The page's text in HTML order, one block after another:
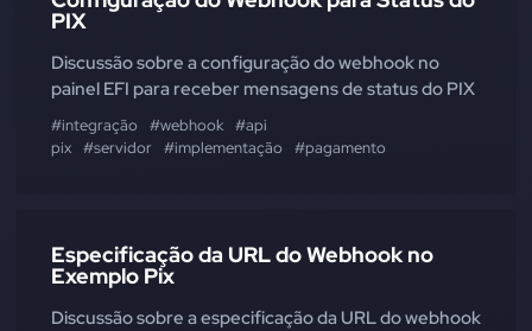
PIX
Discussão sobre a configuração do webhook no
painel EFI para receber mensagens de status do PIX
#integração #webhook #api
pix #servidor #implementação #pagamento
Especificação da URL do Webhook no
Exemplo Pix
Discussão sobre a especificação da URL do webhook